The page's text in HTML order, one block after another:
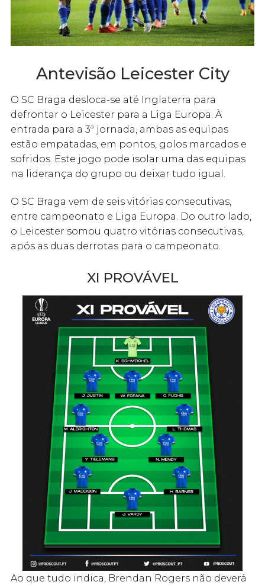
Antevisão Leicester City
O SC Braga desloca-se até Inglaterra para
defrontar o Leicester para a Liga Europa. À
entrada para a 3ª jornada, ambas as equipas
estão empatadas, em pontos, golos marcados e
sofridos. Este jogo pode isolar uma das equipas
na liderança do grupo ou deixar tudo igual.
O SC Braga vem de seis vitórias consecutivas,
entre campeonato e Liga Europa. Do outro lado,
o Leicester somou quatro vitórias consecutivas,
após as duas derrotas para o campeonato.
XI PROVÁVEL
Ao que tudo indica, Brendan Rogers não deverá